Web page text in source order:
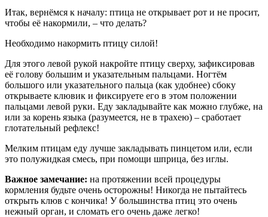
Итак, вернёмся к началу: птица не открывает рот и не просит,
чтобы её накормили, – что делать?
Необходимо накормить птицу силой!
Для этого левой рукой накройте птицу сверху, зафиксировав
её голову больши́м и указательным пальцами. Ногтём
большого или указательного пальца (как удобнее) сбоку
открываете клювик и фиксируете его в этом положении
пальцами левой руки. Еду закладывайте как можно глубже, на
или за корень языка (разумеется, не в трахею) – сработает
глотательный рефлекс!
Мелким птицам еду лучше закладывать пинцетом или, если
это полужидкая смесь, при помощи шприца, без иглы.
Важное замечание: на протяжении всей процедуры
кормления будьте очень осторожны! Никогда не пытайтесь
открыть клюв с кончика! У большинства птиц это очень
нежный орган, и сломать его очень даже легко!